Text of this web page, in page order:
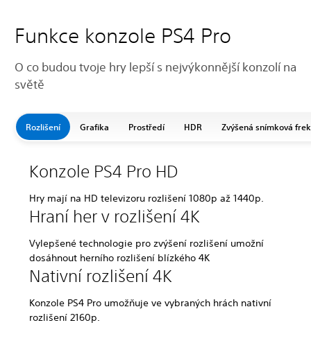
Funkce konzole PS4 Pro
O co budou tvoje hry lepší s nejvýkonnější konzolí na
světě
Rozlišení Grafika Prostředí HDR Zvýšená snímková
Konzole PS4 Pro HD
Hry mají na HD televizoru rozlišení 1080p až 1440p.
Hraní her v rozlišení 4K
Vylepšené technologie pro zvýšení rozlišení umožní
dosáhnout herního rozlišení blízkého 4K
Nativní rozlišení 4K
Konzole PS4 Pro umožňuje ve vybraných hrách nativní
rozlišení 2160p.